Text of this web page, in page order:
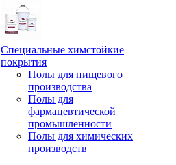
Специальные химстойкие
покрытия
Полы для пищевого
производства
Полы для
фармацевтической
промышленности
Полы для химических
производств